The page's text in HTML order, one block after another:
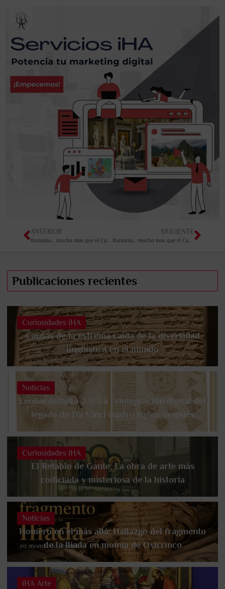
ANTERIOR
Rumanía… mucho más que el Castillo de Drácula (I)
SIGUIENTE
Rumanía… mucho más que el Castillo de Drácula (II)
Publicaciones recientes
Curiosidades iHA
Causas de la extrema caída de la diversidad
lingüística en el mundo
Noticias
Leonardotheka 2.0: La reintegración digital del
legado de Da Vinci cuatro siglos después
Curiosidades iHA
El Retablo de Gante: La obra de arte más
codiciada y misteriosa de la historia
Noticias
Homero en el más allá: Hallazgo del fragmento
de la Ilíada en momia de Oxirrinco
iHA Arte